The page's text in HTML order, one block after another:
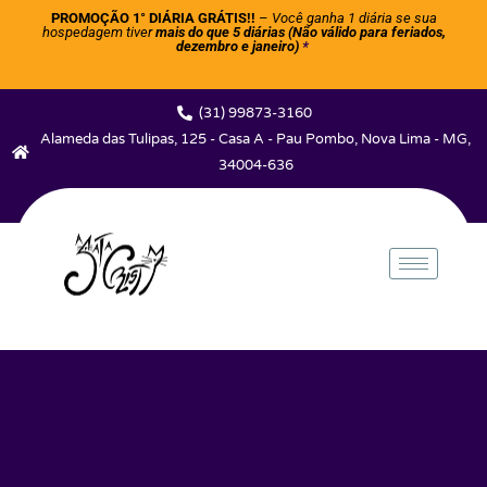
PROMOÇÃO 1° DIÁRIA GRÁTIS!! – Você ganha 1 diária se sua
hospedagem tivermais do que 5 diárias (Não válido para feriados,
dezembro e janeiro) *
(31) 99873-3160
Alameda das Tulipas, 125 - Casa A - Pau Pombo, Nova Lima - MG,
34004-636